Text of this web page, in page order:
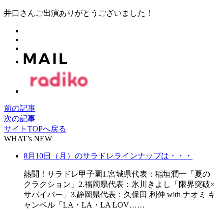
井口さんご出演ありがとうございました！
前の記事
次の記事
サイトTOPへ戻る
WHAT’s NEW
8月10日（月）のサラドレラインナップは・・・
熱闘！サラドレ甲子園1.宮城県代表：稲垣潤一「夏の
クラクション」2.福岡県代表：氷川きよし「限界突破×
サバイバー」3.静岡県代表：久保田 利伸 with ナオミ キ
ャンベル「LA・LA・LA LOV……